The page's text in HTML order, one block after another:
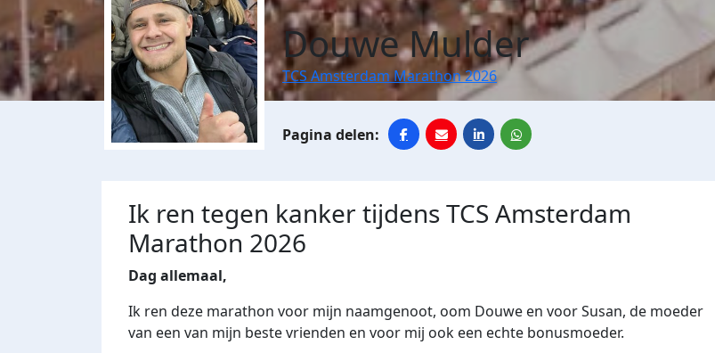
Douwe Mulder
TCS Amsterdam Marathon 2026
Ik ren tegen kanker tijdens TCS Amsterdam
Marathon 2026
Dag allemaal,
Ik ren deze marathon voor mijn naamgenoot, oom Douwe en voor Susan, de moeder
van een van mijn beste vrienden en voor mij ook een echte bonusmoeder.